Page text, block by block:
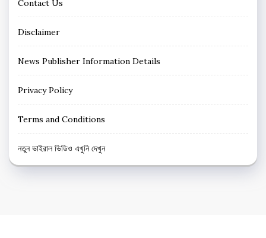
Contact Us
Disclaimer
News Publisher Information Details
Privacy Policy
Terms and Conditions
নতুন ভাইরাল ভিডিও এখুনি দেখুন